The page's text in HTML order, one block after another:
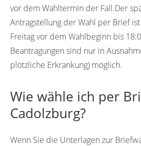
vor dem Wahltermin der Fall.Der
Antragstellung der Wahl per Brief
Freitag vor dem Wahlbeginn bis
Beantragungen sind nur in
plötzliche Erkrankung) möglich.
Wie wähle ich per
Cadolzburg?
Wenn Sie die Unterlagen zur